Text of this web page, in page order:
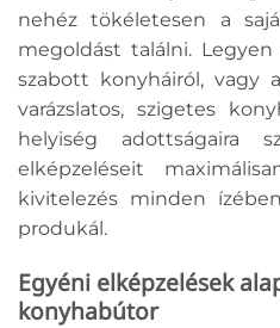
nehéz tökéletesen a
megoldást találni.
szabott konyháiról, vagy
varázslatos, szigetes
helyiség adottságaira
elképzeléseit
kivitelezés minden
produkál.
Egyéni elképzelések
konyhabútor